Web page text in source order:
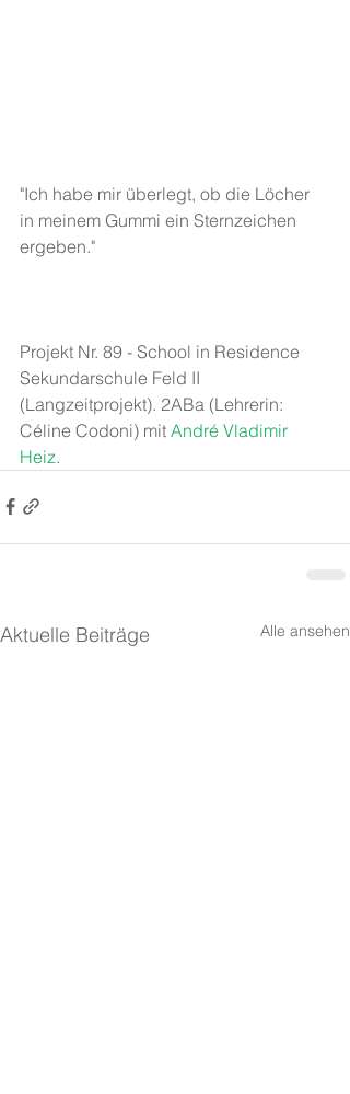
"Ich habe mir überlegt, ob die Löcher
in meinem Gummi ein Sternzeichen
ergeben."
Projekt Nr. 89 - School in Residence
Sekundarschule Feld II
(Langzeitprojekt). 2ABa (Lehrerin:
Céline Codoni) mit André Vladimir
Heiz.
Aktuelle Beiträge Alle ansehen